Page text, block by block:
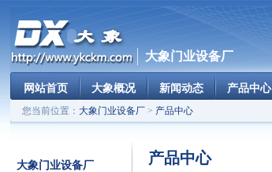
大象门业设备厂
网站首页 大象概况 新闻动态 产品中心
您当前位置： 大象门业设备厂 > 产品中心
大象门业设备厂 产品中心